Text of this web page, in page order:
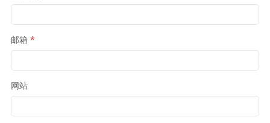
邮箱 *
网站